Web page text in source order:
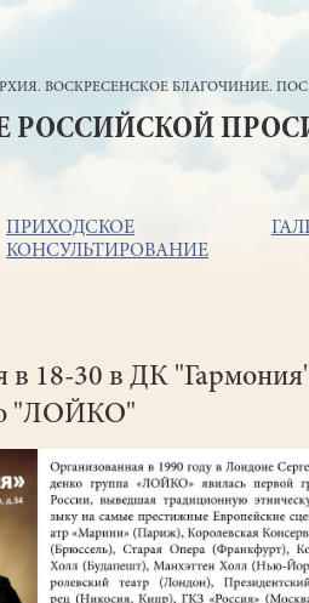
ВОСКРЕСЕНСКОЕ БЛАГОЧИНИЕ.
РОССИЙСКОЙ
ПРИХОДСКОЕ
КОНСУЛЬТИРОВАНИЕ
в 18-30 в ДК
"ЛОЙКО"